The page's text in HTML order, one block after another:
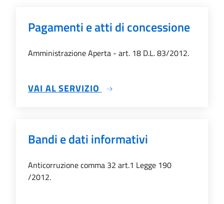
Pagamenti e atti di concessione
Amministrazione Aperta - art. 18 D.L. 83/2012.
VAI AL SERVIZIO SU PAGAMENTI E ATTI DI
Bandi e dati informativi
Anticorruzione comma 32 art.1 Legge 190
/2012.